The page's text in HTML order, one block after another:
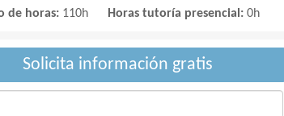
de horas: 110h Horas tutoría presencial: 0h
Solicita información gratis